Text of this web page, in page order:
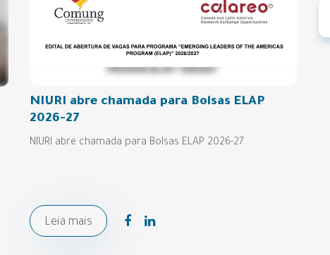
NIURI abre chamada para Bolsas ELAP
2026-27
NIURI abre chamada para Bolsas ELAP 2026-27
Leia mais